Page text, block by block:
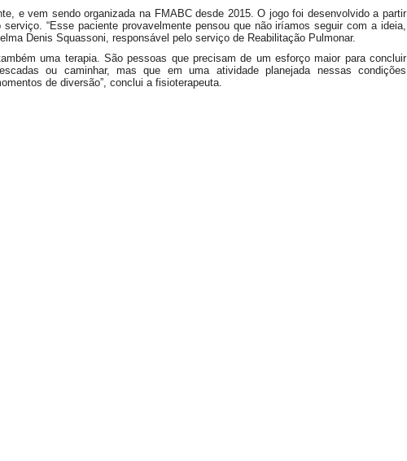
e vem sendo organizada na FMABC desde 2015. O jogo foi desenvolvido a partir
“Esse paciente provavelmente pensou que não iríamos seguir com a ideia,
Denis Squassoni, responsável pelo serviço de Reabilitação Pulmonar.
uma terapia. São pessoas que precisam de um esforço maior para concluir
ou caminhar, mas que em uma atividade planejada nessas condições
de diversão”, conclui a fisioterapeuta.